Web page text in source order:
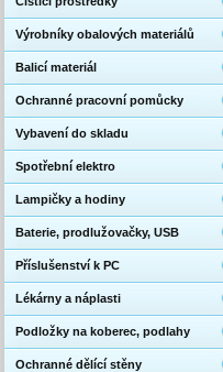
Výrobníky obalových materiálů
Balicí materiál
Ochranné pracovní pomůcky
Vybavení do skladu
Spotřební elektro
Lampičky a hodiny
Baterie, prodlužovačky, USB
Příslušenství k PC
Lékárny a náplasti
Podložky na koberec, podlahy
Ochranné dělící stěny